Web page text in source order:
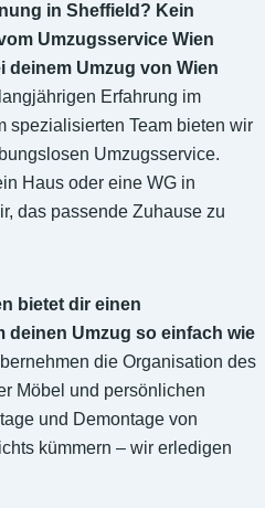
in Sheffield? Kein
Umzugsservice Wien
deinem Umzug von Wien
Erfahrung im
spezialisierten Team bieten wir
Umzugsservice.
Haus oder eine WG in
das passende Zuhause zu
bietet dir einen
deinen Umzug so einfach wie
die Organisation des
Möbel und persönlichen
und Demontage von
kümmern – wir erledigen